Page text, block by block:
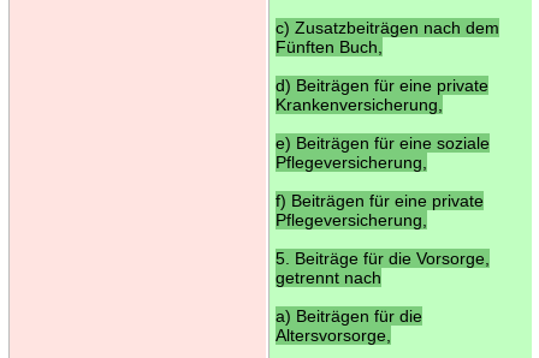
c) Zusatzbeiträgen nach dem
Fünften Buch,
d) Beiträgen für eine private
Krankenversicherung,
e) Beiträgen für eine soziale
Pflegeversicherung,
f) Beiträgen für eine private
Pflegeversicherung,
5. Beiträge für die Vorsorge,
getrennt nach
a) Beiträgen für die
Altersvorsorge,